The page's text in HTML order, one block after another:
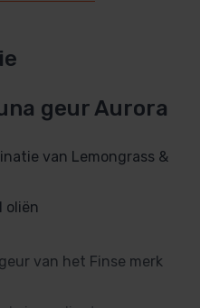
geur Aurora
van Lemongrass &
oliën
van het Finse merk